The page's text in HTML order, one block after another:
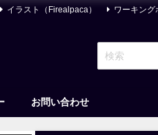
イラスト（Firealpaca） ワーキング
お問い合わせ